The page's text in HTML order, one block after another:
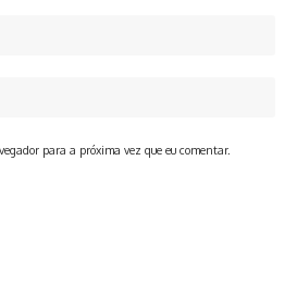
para a próxima vez que eu comentar.